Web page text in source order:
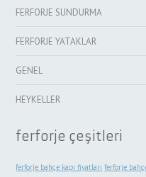
FERFORJE SUNDURMA
FERFORJE YATAKLAR
GENEL
HEYKELLER
ferforje çeşitleri
ferforje bahçe kapı fiyatları ferforje